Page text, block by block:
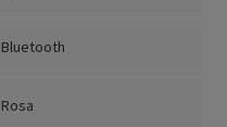
Bluetooth
Rosa